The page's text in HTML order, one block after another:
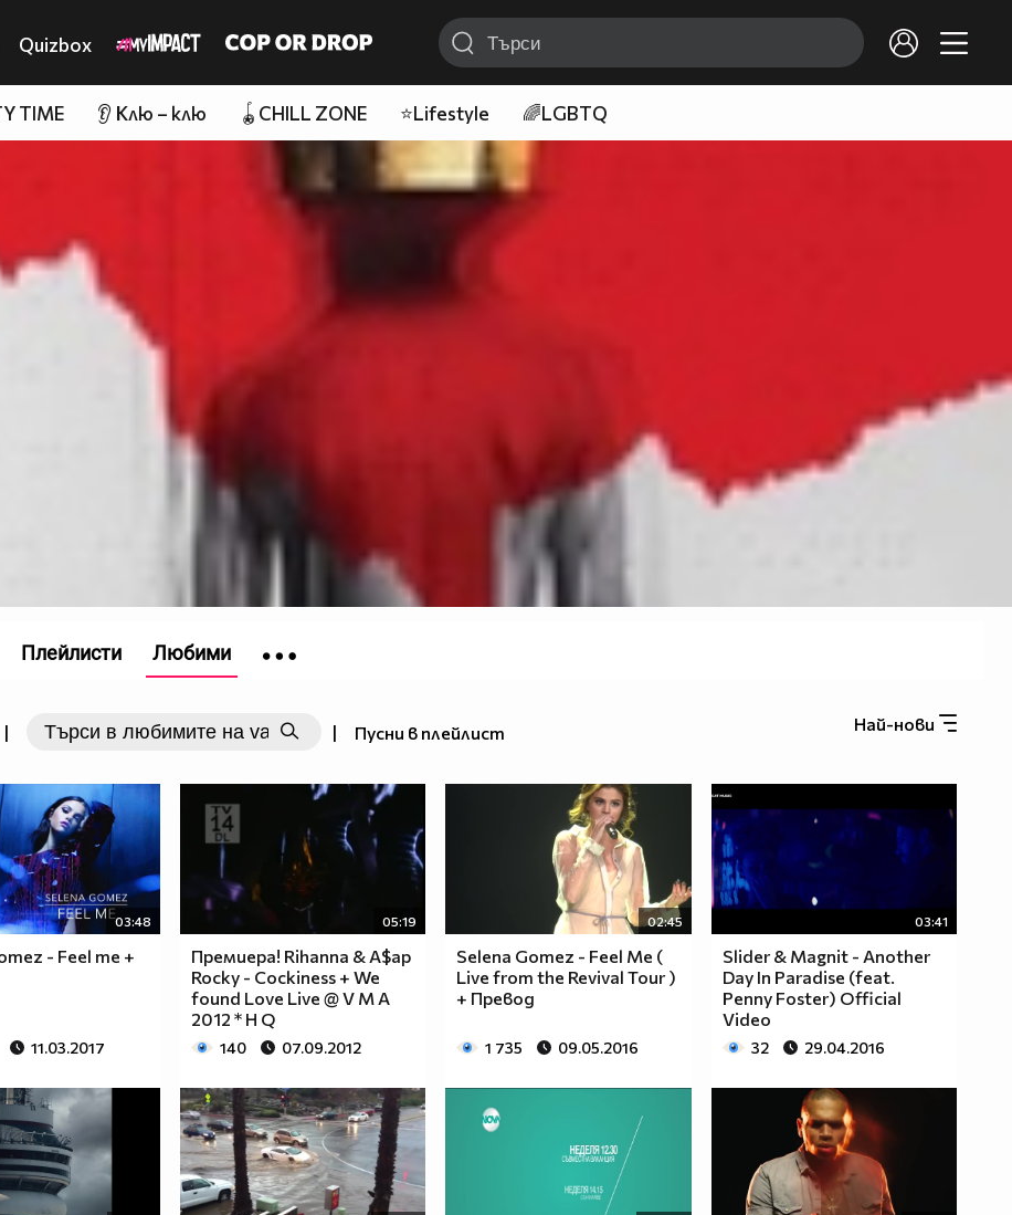
Quizbox
TIME 👂 Клю – клю 🪀CHILL ZONE ⭐Lifestyle 🌈LGBTQ
| | Пусни в плейлист Най-нови
03:48
- Feel me +
11.03.2017
05:19
Премиера! Rihanna & A$ap
Rocky - Cockiness + We
found Love Live @ V M A
2012 * H Q
140 07.09.2012
02:45
Selena Gomez - Feel Me (
Live from the Revival Tour )
+ Превод
1 735 09.05.2016
03:41
Slider & Magnit - Another
Day In Paradise (feat.
Penny Foster) Official
Video
32 29.04.2016
Плейлисти Любими